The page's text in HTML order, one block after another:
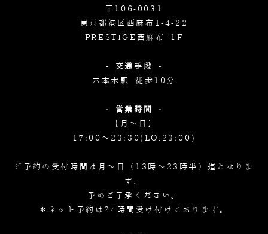
〒106-0031
東京都港区西麻布1-4-22
PRESTIGE西麻布 1F
- 交通手段 -
六本木駅 徒歩10分
- 営業時間 -
【月～日】
17:00～23:30(LO.23:00)
ご予約の受付時間は月～日（13時～23時半）迄となりま
す。
予めご了承ください。
＊ネット予約は24時間受け付けております。